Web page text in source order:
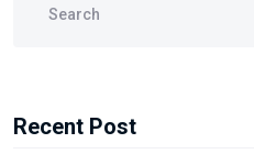
Recent Post